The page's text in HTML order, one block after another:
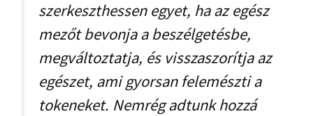
szerkeszthessen egyet, ha az egész
mezőt bevonja a beszélgetésbe,
megváltoztatja, és visszaszorítja az
egészet, ami gyorsan felemészti a
tokeneket. Nemrég adtunk hozzá